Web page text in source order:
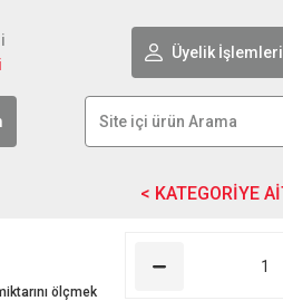
Üyelik İşlemleri
ölçmek